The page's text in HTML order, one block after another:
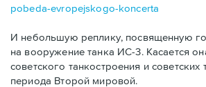
pobeda-evropejskogo-koncerta
И небольшую реплику, посвященную
на вооружение танка ИС-3. Касается
советского танкостроения и советских
периода Второй мировой.